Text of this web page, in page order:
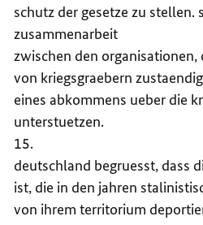
schutz der gesetze zu stellen.
zusammenarbeit
zwischen den organisationen,
von kriegsgraebern
eines abkommens ueber die
unterstuetzen.
15.
deutschland begruesst, dass
ist, die in den jahren
von ihrem territorium